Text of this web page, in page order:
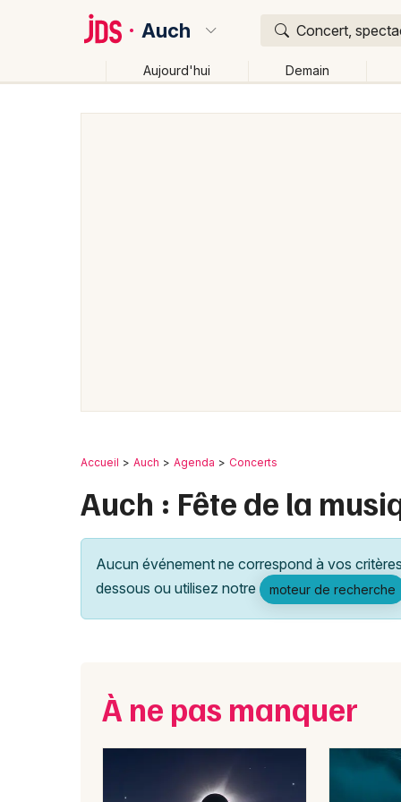
Auch Concert,
Aujourd'hui Demain
Accueil Auch Agenda Concerts
Auch : Fête de la
Aucun événement ne correspond à vos
dessous ou utilisez notre
moteur de recherche
À ne pas manquer